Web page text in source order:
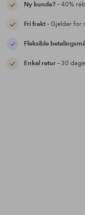
Ny kunde?– 40%
Fri frakt– Gjelder for
Fleksible
Enkel retur– 30